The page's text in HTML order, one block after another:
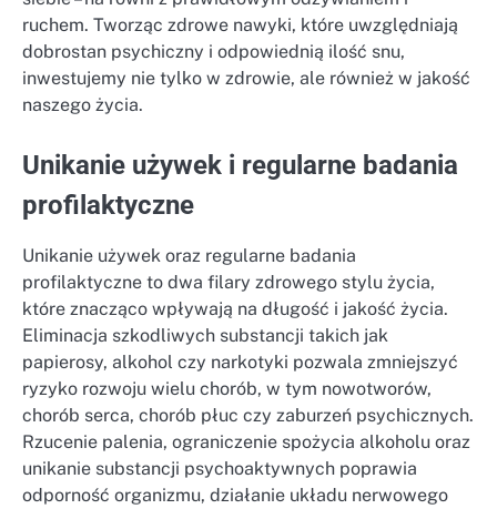
ruchem. Tworząc zdrowe nawyki, które uwzględniają
dobrostan psychiczny i odpowiednią ilość snu,
inwestujemy nie tylko w zdrowie, ale również w jakość
naszego życia.
Unikanie używek i regularne badania
profilaktyczne
Unikanie używek oraz regularne badania
profilaktyczne to dwa filary zdrowego stylu życia,
które znacząco wpływają na długość i jakość życia.
Eliminacja szkodliwych substancji takich jak
papierosy, alkohol czy narkotyki pozwala zmniejszyć
ryzyko rozwoju wielu chorób, w tym nowotworów,
chorób serca, chorób płuc czy zaburzeń psychicznych.
Rzucenie palenia, ograniczenie spożycia alkoholu oraz
unikanie substancji psychoaktywnych poprawia
odporność organizmu, działanie układu nerwowego